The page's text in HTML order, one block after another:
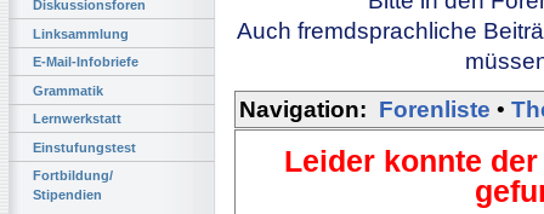
Diskussionsforen
Linksammlung
E-Mail-Infobriefe
Grammatik
Lernwerkstatt
Einstufungstest
Fortbildung/
Stipendien
Auch fremdsprachliche
Navigation: Forenliste •
Leider konnte